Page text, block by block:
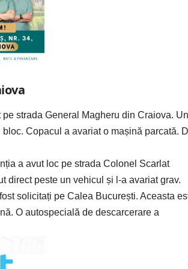
strada General Magheru din Craiova. Un
Copacul a avariat o mașină parcată.
a avut loc pe strada Colonel Scarlat
direct peste un vehicul și l-a avariat grav.
solicitați pe Calea București. Aceasta
O autospecială de descarcerare a